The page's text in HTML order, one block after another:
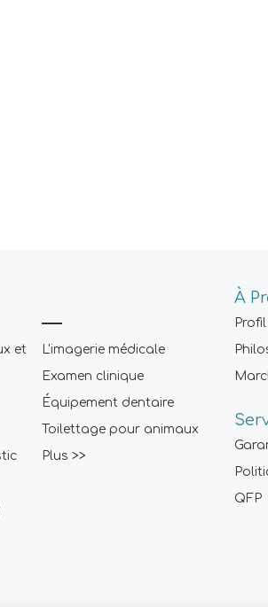
et
L'imagerie médicale
Examen clinique
Équipement dentaire
Toilettage pour animaux
Plus >>
À
QFP